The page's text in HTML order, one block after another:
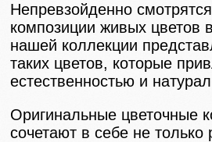
Непревзойденно
композиции живых цветов
нашей коллекции
таких цветов, которые
естественностью и
Оригинальные цветочные
сочетают в себе не